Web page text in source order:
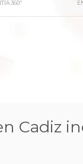
360º
Cadiz